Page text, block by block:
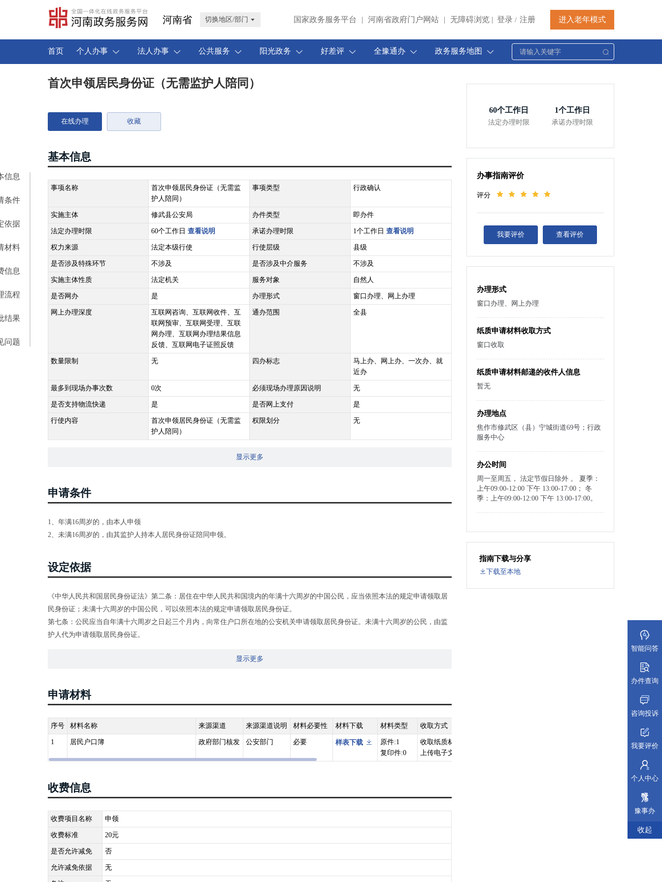
河南省 切换地区/部门 国家政务服务平台 | 河南省政府门户网站 | 无障碍浏览 | 登录 / 注册 进入老年模式
首页 个人办事 法人办事 公共服务 阳光政务 好差评 全豫通办 政务服务地图
信息
条件
依据
材料
信息
流程
结果
问题
首次申领居民身份证（无需监护人陪同）
在线办理 收藏
基本信息
事项名称
首次申领居民身份证（无需监
护人陪同）
事项类型 行政确认
实施主体 修武县公安局 办件类型 即办件
法定办理时限 60个工作日 查看说明 承诺办理时限 1个工作日 查看说明
权力来源 法定本级行使 行使层级 县级
是否涉及特殊环节 不涉及 是否涉及中介服务 不涉及
实施主体性质 法定机关 服务对象 自然人
是否网办 是 办理形式 窗口办理、网上办理
网上办理深度
互联网咨询、互联网收件、互
联网预审、互联网受理、互联
网办理、互联网办理结果信息
反馈、互联网电子证照反馈
通办范围 全县
数量限制 无 四办标志
马上办、网上办、一次办、就
近办
最多到现场办事次数 0次 必须现场办理原因说明 无
是否支持物流快递 是 是否网上支付 是
行使内容
首次申领居民身份证（无需监
护人陪同）
权限划分 无
显示更多
申请条件
1、年满16周岁的，由本人申领
2、未满16周岁的，由其监护人持本人居民身份证陪同申领。
设定依据
《中华人民共和国居民身份证法》第二条：居住在中华人民共和国境内的年满十六周岁的中国公民，应当依照本法的规定申请领取居
民身份证；未满十六周岁的中国公民，可以依照本法的规定申请领取居民身份证。
第七条：公民应当自年满十六周岁之日起三个月内，向常住户口所在地的公安机关申请领取居民身份证。未满十六周岁的公民，由监
护人代为申请领取居民身份证。
证；居民身份证登记项目出现错误的，公安机关应当及时更正，换发新证；领取新证时，必须交回原证。居民身份证丢失的，应当申
第十二条：公民申请领取、换领、补领居民身份证，公安机关应当按照规定及时予以办理。公安机关应当自公民提交《居民身份证申
领取、换领、补领居民身份证期间，急需使用居民身份证的，可以申请领取临时居民身份证，公安机关应当按照规定及时予以办理。
具体办法由国务院公安部门规定。
《中华人民共和国临时居民身份证管理办法》第二条：居住在中华人民共和国境内的中国公民，在申请领取换领、补领居民身份证期
间，急需使用居民身份证的，可以申请领取临时居民身份证。
显示更多
申请材料
序号 材料名称 来源渠道 来源渠道说明 材料必要性 材料下载 材料类型 收取方式
1 居民户口簿 政府部门核发 公安部门 必要 样表下载
原件:1
复印件:0
收取纸质材料、
上传电子文件
查看依据
收费信息
收费项目名称 申领
收费标准 20元
是否允许减免 否
允许减免依据 无
60个工作日
法定办理时限
1个工作日
承诺办理时限
办事指南评价
评分
我要评价 查看评价
办理形式
窗口办理、网上办理
纸质申请材料收取方式
窗口收取
纸质申请材料邮递的收件人信息
暂无
办理地点
焦作市修武区（县）宁城街道69号；行政
服务中心
办公时间
周一至周五， 法定节假日除外 。 夏季：
上午09:00-12:00 下午 13:00-17:00； 冬
季：上午09:00-12:00 下午 13:00-17:00。
指南下载与分享
下载至本地
智能问答
办件查询
咨询投诉
我要评价
个人中心
豫事办
收起